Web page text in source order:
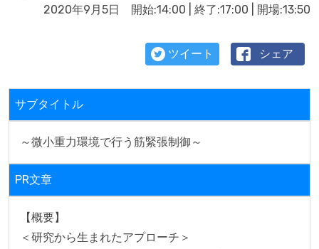
2020年9月5日 開始:14:00 | 終了:17:00 | 開場:13:50
ツイート シェア
サブタイトル
～微小重力環境で行う筋緊張制御～
PR文章
【概要】
＜研究から生まれたアプローチ＞